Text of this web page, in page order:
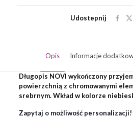
Udostepnij
Opis Informacje
Długopis NOVI wykończony
powierzchnią z chromowanymi
srebrnym. Wkład w kolorze
Zapytaj o możliwość personalizacji!